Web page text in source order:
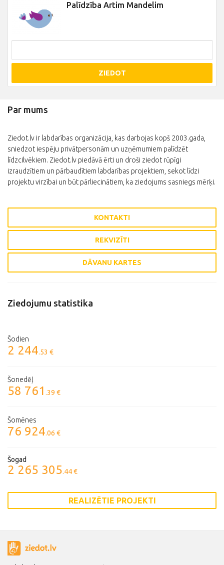
Palīdzība Artim Mandelim
ZIEDOT
Par mums
Ziedot.lv ir labdarības organizācija, kas darbojas kopš 2003.gada,
sniedzot iespēju privātpersonām un uzņēmumiem palīdzēt
līdzcilvēkiem. Ziedot.lv piedāvā ērti un droši ziedot rūpīgi
izraudzītiem un pārbaudītiem labdarības projektiem, sekot līdzi
projektu virzībai un būt pārliecinātiem, ka ziedojums sasniegs mērķi.
KONTAKTI
REKVIZĪTI
DĀVANU KARTES
Ziedojumu statistika
Šodien
2 244.53 €
Šonedēļ
58 761 .39 €
Šomēnes
76 924.06 €
Šogad
2 265 305.44 €
REALIZĒTIE PROJEKTI